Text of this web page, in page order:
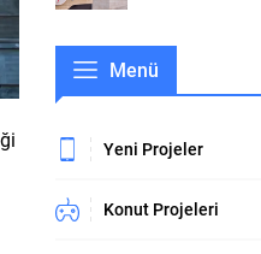
Menü
Yeni Projeler
Konut Projeleri